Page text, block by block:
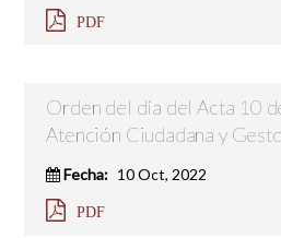
PDF
Orden del día del Acta 10
Atención Ciudadana y
Fecha: 10 Oct, 2022
PDF